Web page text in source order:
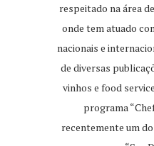
respeitado na área
onde tem atuado
nacionais e
de diversas
vinhos e food
programa
recentemente um